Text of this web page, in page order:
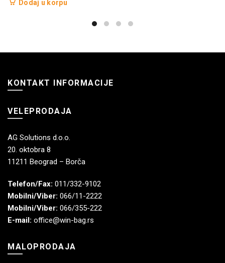
Dodaj u korpu
KONTAKT INFORMACIJE
VELEPRODAJA
AG Solutions d.o.o.
20. oktobra 8
11211 Beograd – Borča
Telefon/Fax: 011/332-9102
Mobilni/Viber: 066/11-2222
Mobilni/Viber: 066/355-222
E-mail: office@win-bag.rs
MALOPRODAJA